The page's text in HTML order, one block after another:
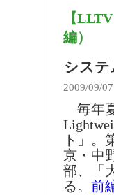
【
編）
システ
2009/09/07
毎年
ト」。
京・中
部、「
る。 前